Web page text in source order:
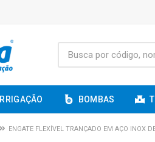
IRRIGAÇÃO BOMBAS
ENGATE FLEXÍVEL TRANÇADO EM AÇO INOX